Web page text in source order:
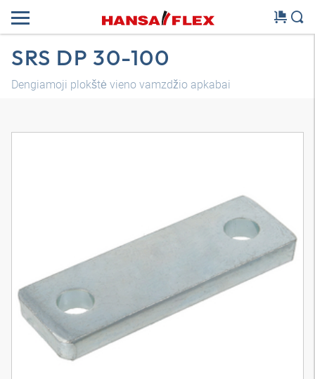
SRS DP 30-100
Dengiamoji plokštė vieno vamzdžio apkabai